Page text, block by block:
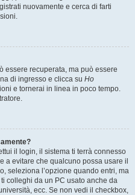
nuovamente e cerca di farti
essere recuperata, ma può essere
di ingresso e clicca su Ho
e tornerai in linea in poco tempo.
il login, il sistema ti terrà connesso
a evitare che qualcuno possa usare il
seleziona l’opzione quando entri, ma
colleghi da un PC usato anche da
ecc. Se non vedi il checkbox,